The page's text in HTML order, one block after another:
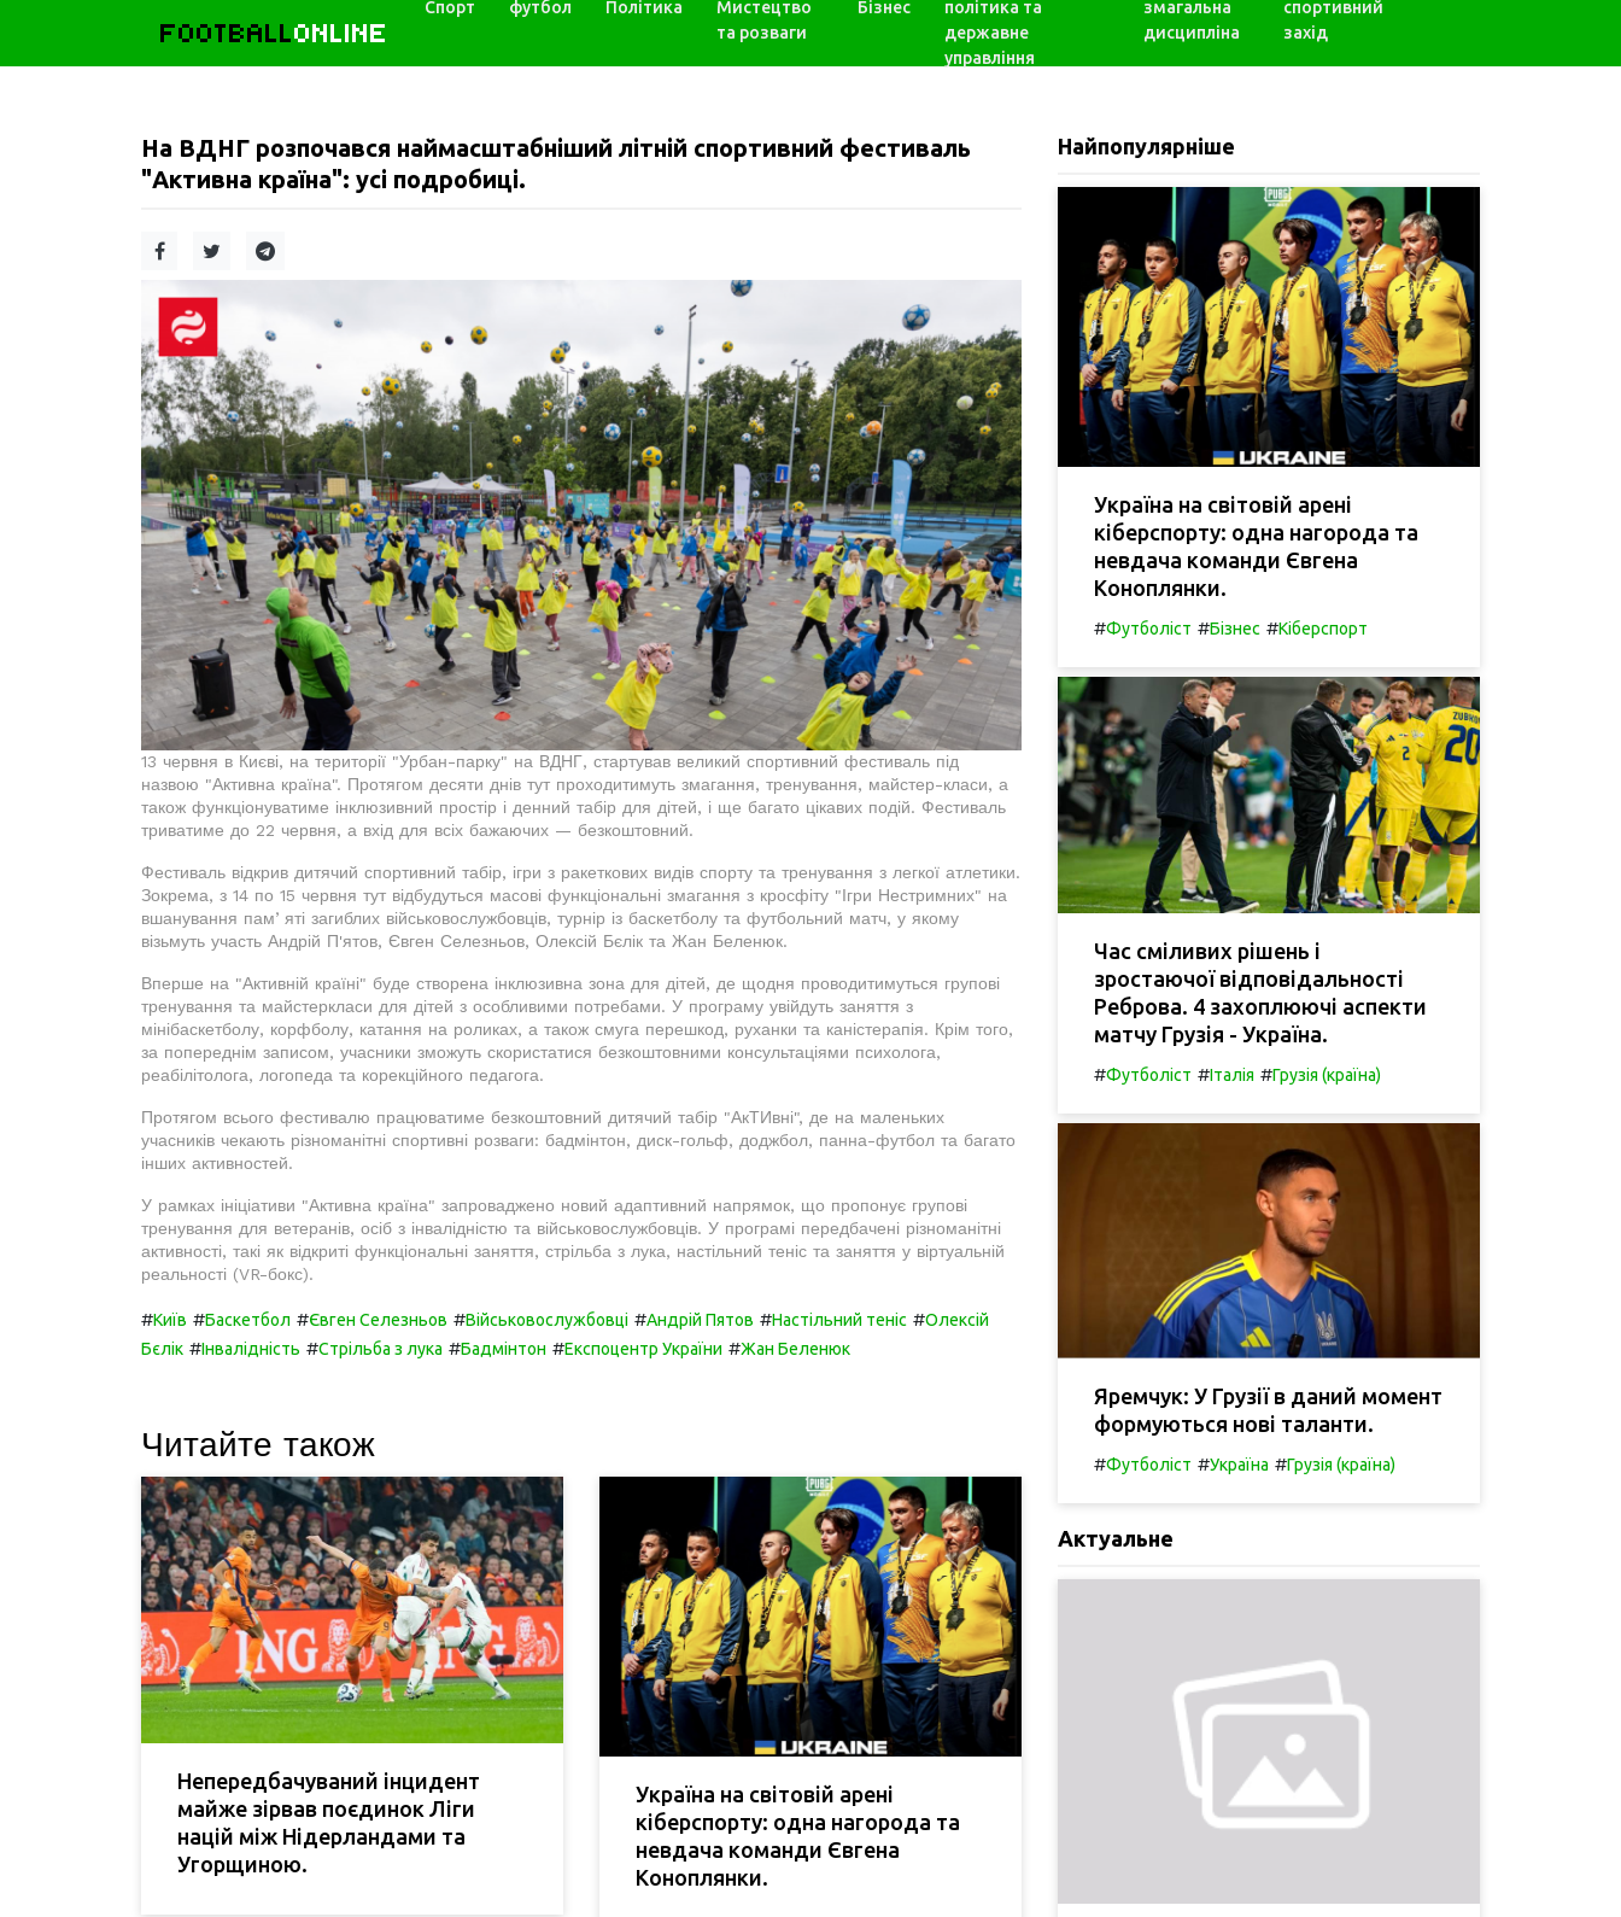
FOOTBALLONLINE
Спорт футбол Політика
Мистецтво
та розваги
Бізнес
політика та
державне
управління
змагальна
дисципліна
спортивний
захід
На ВДНГ розпочався наймасштабніший літній спортивний фестиваль
"Активна країна": усі подробиці.
13 червня в Києві, на території "Урбан-парку" на ВДНГ, стартував великий спортивний фестиваль під
назвою "Активна країна". Протягом десяти днів тут проходитимуть змагання, тренування, майстер-класи, а
також функціонуватиме інклюзивний простір і денний табір для дітей, і ще багато цікавих подій. Фестиваль
триватиме до 22 червня, а вхід для всіх бажаючих — безкоштовний.
Фестиваль відкрив дитячий спортивний табір, ігри з ракеткових видів спорту та тренування з легкої атлетики.
Зокрема, з 14 по 15 червня тут відбудуться масові функціональні змагання з кросфіту "Ігри Нестримних" на
вшанування памʼяті загиблих військовослужбовців, турнір із баскетболу та футбольний матч, у якому
візьмуть участь Андрій П'ятов, Євген Селезньов, Олексій Бєлік та Жан Беленюк.
Вперше на "Активній країні" буде створена інклюзивна зона для дітей, де щодня проводитимуться групові
тренування та майстеркласи для дітей з особливими потребами. У програму увійдуть заняття з
мінібаскетболу, корфболу, катання на роликах, а також смуга перешкод, руханки та каністерапія. Крім того,
за попереднім записом, учасники зможуть скористатися безкоштовними консультаціями психолога,
реабілітолога, логопеда та корекційного педагога.
Протягом всього фестивалю працюватиме безкоштовний дитячий табір "АкТИвні", де на маленьких
учасників чекають різноманітні спортивні розваги: бадмінтон, диск-гольф, доджбол, панна-футбол та багато
інших активностей.
У рамках ініціативи "Активна країна" запроваджено новий адаптивний напрямок, що пропонує групові
тренування для ветеранів, осіб з інвалідністю та військовослужбовців. У програмі передбачені різноманітні
активності, такі як відкриті функціональні заняття, стрільба з лука, настільний теніс та заняття у віртуальній
реальності (VR-бокс).
#Київ #Баскетбол #Євген Селезньов #Військовослужбовці #Андрій Пятов #Настільний теніс #Олексій
Бєлік #Інвалідність #Стрільба з лука #Бадмінтон #Експоцентр України #Жан Беленюк
Читайте також
Непередбачуваний інцидент
майже зірвав поєдинок Ліги
націй між Нідерландами та
Угорщиною.
Україна на світовій арені
кіберспорту: одна нагорода та
невдача команди Євгена
Коноплянки.
Найпопулярніше
Україна на світовій арені
кіберспорту: одна нагорода та
невдача команди Євгена
Коноплянки.
#Футболіст #Бізнес #Кіберспорт
Час сміливих рішень і
зростаючої відповідальності
Реброва. 4 захоплюючі аспекти
матчу Грузія - Україна.
#Футболіст #Італія #Грузія (країна)
Яремчук: У Грузії в даний момент
формуються нові таланти.
#Футболіст #Україна #Грузія (країна)
Актуальне